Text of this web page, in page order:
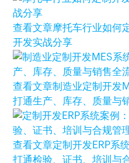
查看文章摩托车行业如何
开发实战分享
查看文章制造业定制开发
打通生产、库存、质量与
查看文章定制开发ERP系
打通检验、证书、培训与